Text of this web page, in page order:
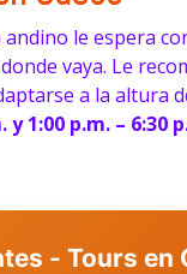
le espera
vaya. Le
a la altura
y 1:00 p.m. – 6:30
- Tours en